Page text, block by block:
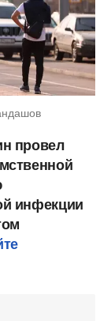
провел
инфекции